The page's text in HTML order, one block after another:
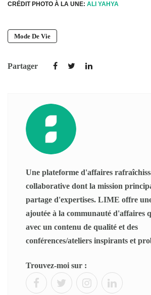
CRÉDIT PHOTO À LA UNE: ALI YAHYA
Mode De Vie
Partager
Une plateforme d'affaires
collaborative dont la mission
partage d'expertises. LIME offre
ajoutée à la communauté d'affaires
avec un contenu de qualité et des
conférences/ateliers inspirants et
Trouvez-moi sur :